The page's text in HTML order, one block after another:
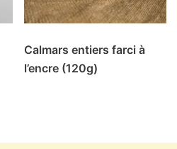
Calmars entiers farci à
l’encre (120g)